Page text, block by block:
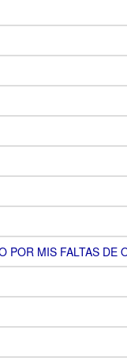
POR MIS FALTAS DE